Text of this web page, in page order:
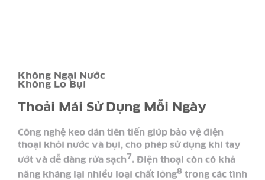
Không Ngại Nước
Không Lo Bụi
Thoải Mái Sử Dụng Mỗi Ngày
Công nghệ keo dán tiên tiến giúp bảo vệ điện
thoại khỏi nước và bụi, cho phép sử dụng khi tay
ướt và dễ dàng rửa sạch7. Điện thoại còn có khả
năng kháng lại nhiều loại chất lỏng8 trong các tình